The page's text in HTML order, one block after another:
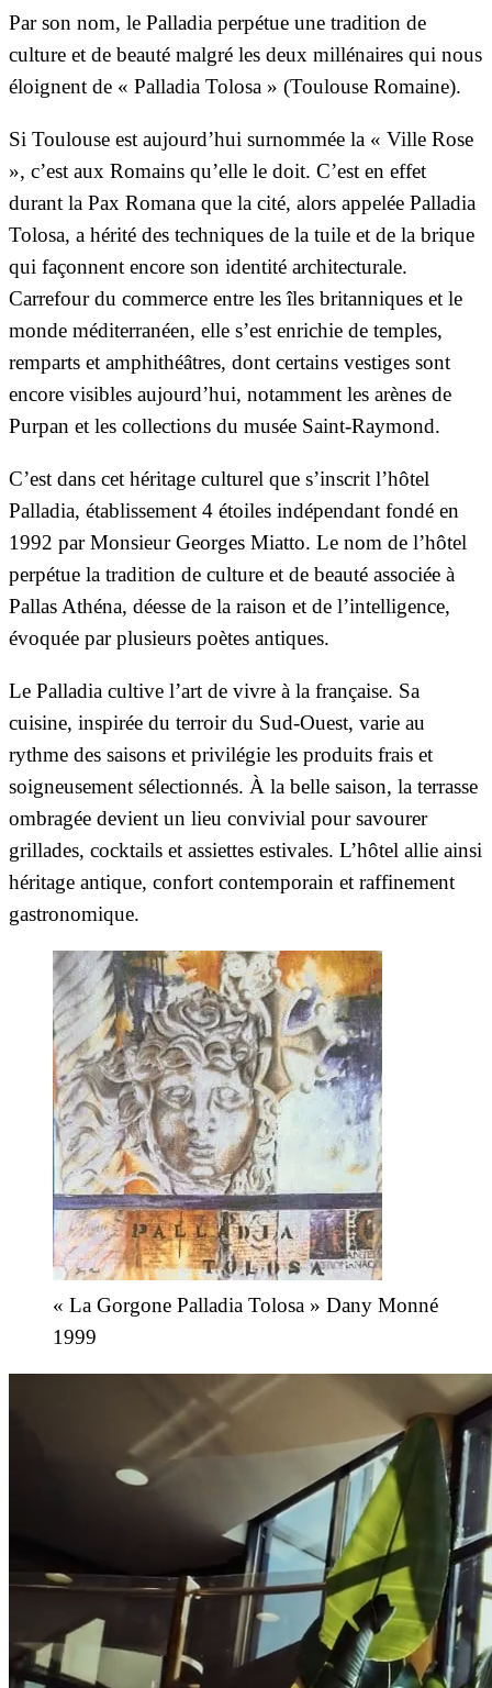
Par son nom, le Palladia perpétue une tradition de
culture et de beauté malgré les deux millénaires qui nous
éloignent de « Palladia Tolosa » (Toulouse Romaine).
Si Toulouse est aujourd’hui surnommée la « Ville Rose
», c’est aux Romains qu’elle le doit. C’est en effet
durant la Pax Romana que la cité, alors appelée Palladia
Tolosa, a hérité des techniques de la tuile et de la brique
qui façonnent encore son identité architecturale.
Carrefour du commerce entre les îles britanniques et le
monde méditerranéen, elle s’est enrichie de temples,
remparts et amphithéâtres, dont certains vestiges sont
encore visibles aujourd’hui, notamment les arènes de
Purpan et les collections du musée Saint-Raymond.
C’est dans cet héritage culturel que s’inscrit l’hôtel
Palladia, établissement 4 étoiles indépendant fondé en
1992 par Monsieur Georges Miatto. Le nom de l’hôtel
perpétue la tradition de culture et de beauté associée à
Pallas Athéna, déesse de la raison et de l’intelligence,
évoquée par plusieurs poètes antiques.
Le Palladia cultive l’art de vivre à la française. Sa
cuisine, inspirée du terroir du Sud-Ouest, varie au
rythme des saisons et privilégie les produits frais et
soigneusement sélectionnés. À la belle saison, la terrasse
ombragée devient un lieu convivial pour savourer
grillades, cocktails et assiettes estivales. L’hôtel allie ainsi
héritage antique, confort contemporain et raffinement
gastronomique.
« La Gorgone Palladia Tolosa » Dany Monné
1999